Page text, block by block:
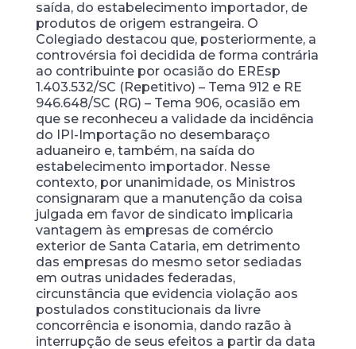
saída, do estabelecimento importador, de
produtos de origem estrangeira. O
Colegiado destacou que, posteriormente, a
controvérsia foi decidida de forma contrária
ao contribuinte por ocasião do EREsp
1.403.532/SC (Repetitivo) – Tema 912 e RE
946.648/SC (RG) – Tema 906, ocasião em
que se reconheceu a validade da incidência
do IPI-Importação no desembaraço
aduaneiro e, também, na saída do
estabelecimento importador. Nesse
contexto, por unanimidade, os Ministros
consignaram que a manutenção da coisa
julgada em favor de sindicato implicaria
vantagem às empresas de comércio
exterior de Santa Cataria, em detrimento
das empresas do mesmo setor sediadas
em outras unidades federadas,
circunstância que evidencia violação aos
postulados constitucionais da livre
concorrência e isonomia, dando razão à
interrupção de seus efeitos a partir da data